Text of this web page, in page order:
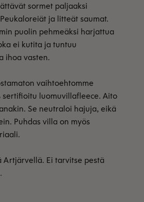
sormet paljaaksi
ja litteät saumat.
puolin pehmeäksi harjattua
ei kutita ja tuntuu
ihoa vasten.
vaihtoehtomme
sertifioitu luomuvillafleece. Aito
Se neutraloi hajuja, eikä
Puhdas villa on myös
Artjärvellä. Ei tarvitse pestä